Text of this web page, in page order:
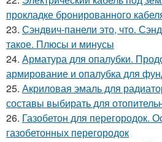
прокладке бронированного
23. Сэндвич-панели это, что.
такое. Плюсы и минусы
24. Арматура для опалубки.
армирование и опалубка для
25. Акриловая эмаль для
составы выбирать для
26. Газобетон для перегородок.
газобетонных перегородок